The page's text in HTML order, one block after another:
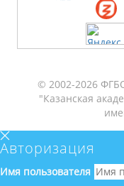
© 2002-2026
"Казанская
Авторизация
Имя пользователя